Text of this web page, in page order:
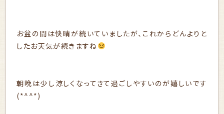
お盆の間は快晴が続いていましたが、これからどんよりと
したお天気が続きますね
朝晩は少し涼しくなってきて過ごしやすいのが嬉しいです
(*^^*)